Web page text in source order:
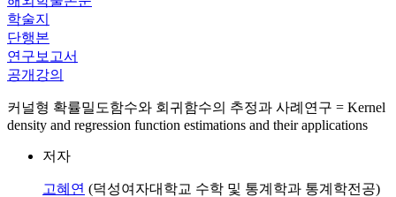
학술지
단행본
연구보고서
공개강의
커널형 확률밀도함수와 회귀함수의 추정과 사례연구 = Kernel
density and regression function estimations and their applications
저자
고혜연 (덕성여자대학교 수학 및 통계학과 통계학전공)